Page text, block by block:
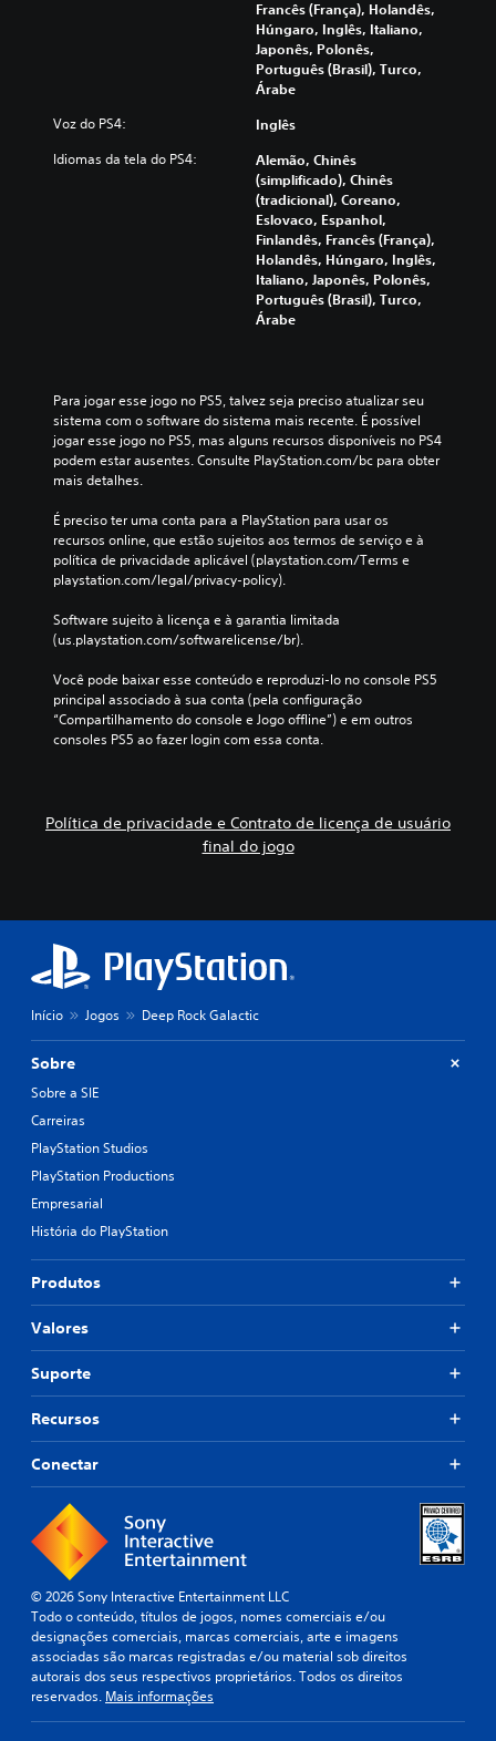
Francês (França), Holandês,
Húngaro, Inglês, Italiano,
Japonês, Polonês,
Português (Brasil), Turco,
Árabe
Voz do PS4: Inglês
Idiomas da tela do PS4:
Alemão, Chinês
(simplificado), Chinês
(tradicional), Coreano,
Eslovaco, Espanhol,
Finlandês, Francês (França),
Holandês, Húngaro, Inglês,
Italiano, Japonês, Polonês,
Português (Brasil), Turco,
Árabe
Para jogar esse jogo no PS5, talvez seja preciso atualizar seu
sistema com o software do sistema mais recente. É possível
jogar esse jogo no PS5, mas alguns recursos disponíveis no PS4
podem estar ausentes. Consulte PlayStation.com/bc para obter
mais detalhes.
É preciso ter uma conta para a PlayStation para usar os
recursos online, que estão sujeitos aos termos de serviço e à
política de privacidade aplicável (playstation.com/Terms e
playstation.com/legal/privacy-policy).
Software sujeito à licença e à garantia limitada
(us.playstation.com/softwarelicense/br).
Você pode baixar esse conteúdo e reproduzi-lo no console PS5
principal associado à sua conta (pela configuração
“Compartilhamento do console e Jogo offline”) e em outros
consoles PS5 ao fazer login com essa conta.
Política de privacidade e Contrato de licença de usuário
final do jogo
Início Jogos Deep Rock Galactic
Sobre
Sobre a SIE
Carreiras
PlayStation Studios
PlayStation Productions
Empresarial
História do PlayStation
Produtos
Valores
Suporte
Recursos
Conectar
© 2026 Sony Interactive Entertainment LLC
Todo o conteúdo, títulos de jogos, nomes comerciais e/ou
designações comerciais, marcas comerciais, arte e imagens
associadas são marcas registradas e/ou material sob direitos
autorais dos seus respectivos proprietários. Todos os direitos
reservados. Mais informações